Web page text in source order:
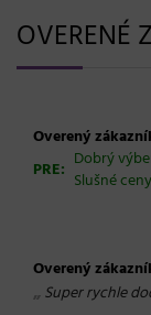
OVERENÉ
Overený
PRE: Dobrý
Slušné ceny
Overený
„ Super rychle